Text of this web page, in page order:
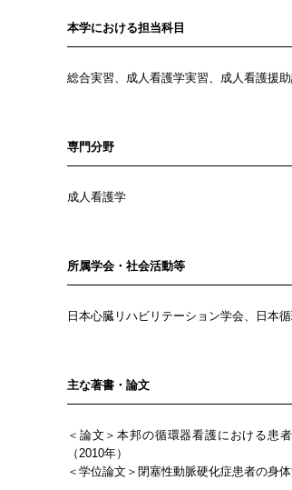
本学における担当科目
総合実習、成人看護学実習、成人看護
専門分野
成人看護学
所属学会・社会活動等
日本心臓リハビリテーション学会、日本
主な著書・論文
＜論文＞本邦の循環器看護における患
（2010年）
＜学位論文＞閉塞性動脈硬化症患者の身